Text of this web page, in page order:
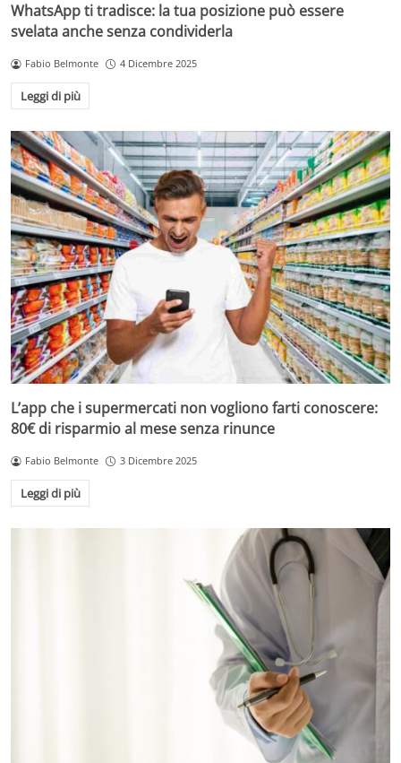
WhatsApp ti tradisce: la tua posizione può essere
svelata anche senza condividerla
Fabio Belmonte 4 Dicembre 2025
Leggi di più
L’app che i supermercati non vogliono farti conoscere:
80€ di risparmio al mese senza rinunce
Fabio Belmonte 3 Dicembre 2025
Leggi di più